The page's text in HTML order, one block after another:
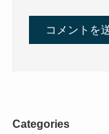
Categories